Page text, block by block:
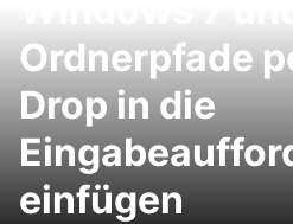
Ordnerpfade
Drop in die
einfügen